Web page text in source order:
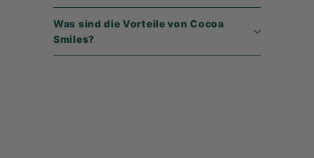
Was sind die Vorteile von Cocoa
Smiles?